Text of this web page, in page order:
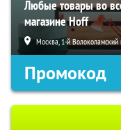
Любые товары во
магазине Hoff
Москва, 1-й Волоколамский
Промокод